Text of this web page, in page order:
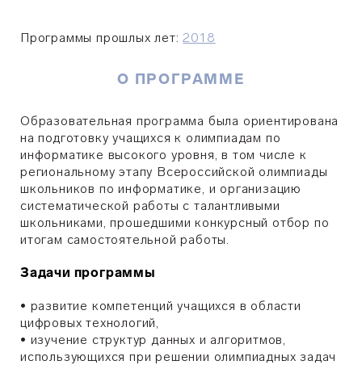
Программы прошлых лет:2018
О ПРОГРАММЕ
Образовательная программа была ориентирована
на подготовку учащихся к олимпиадам по
информатике высокого уровня, в том числе к
региональному этапу Всероссийской олимпиады
школьников по информатике, и организацию
систематической работы с талантливыми
школьниками, прошедшими конкурсный отбор по
итогам самостоятельной работы.
Задачи программы
• развитие компетенций учащихся в области
цифровых технологий,
• изучение структур данных и алгоритмов,
использующихся при решении олимпиадных задач